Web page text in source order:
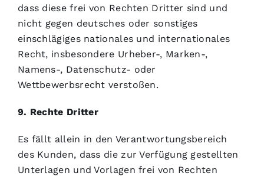
dass diese frei von Rechten Dritter sind und
nicht gegen deutsches oder sonstiges
einschlägiges nationales und internationales
Recht, insbesondere Urheber-, Marken-,
Namens-, Datenschutz- oder
Wettbewerbsrecht verstoßen.
9. Rechte Dritter
Es fällt allein in den Verantwortungsbereich
des Kunden, dass die zur Verfügung gestellten
Unterlagen und Vorlagen frei von Rechten